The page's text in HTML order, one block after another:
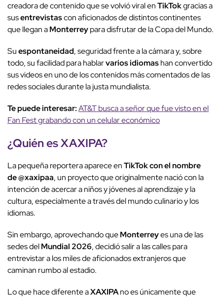
creadora de contenido que se volvió viral enTikTokgracias a
susentrevistascon aficionados de distintos continentes
que llegan aMonterreypara disfrutar de la Copa del Mundo.
Suespontaneidad, seguridad frente a la cámara y, sobre
todo, su facilidad para hablarvarios idiomashan convertido
sus videos en uno de los contenidos más comentados de las
redes sociales durante la justa mundialista.
Te puede interesar:AT&T busca a señor que fue visto en el
Fan Fest grabando con un celular económico
¿Quién esXAXIPA?
La pequeña reportera aparece enTikTokcon el nombre
de @xaxipaa, un proyecto que originalmente nació con la
intención de acercar a niños y jóvenes al aprendizaje y la
cultura, especialmente a través del mundo culinario y los
idiomas.
Sin embargo, aprovechando queMonterreyes una de las
sedes delMundial 2026, decidió salir a las calles para
entrevistar a los miles de aficionados extranjeros que
caminan rumbo al estadio.
Lo que hace diferente aXAXIPAno es únicamente que